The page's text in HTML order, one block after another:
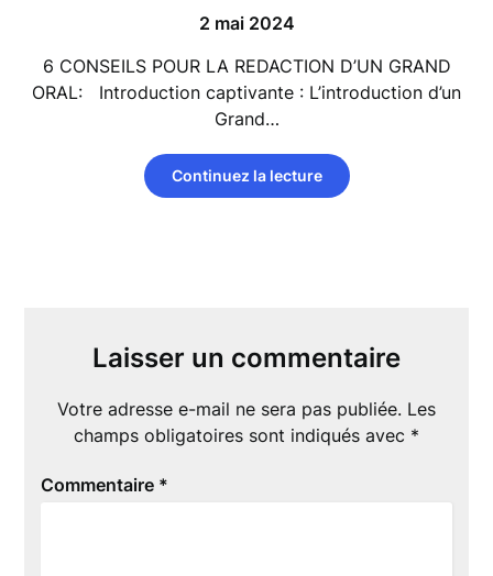
2 mai 2024
6 CONSEILS POUR LA REDACTION D’UN GRAND
ORAL: Introduction captivante : L’introduction d’un
Grand…
Continuez la lecture
Laisser un commentaire
Votre adresse e-mail ne sera pas publiée. Les
champs obligatoires sont indiqués avec *
Commentaire *